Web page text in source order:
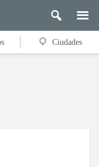
Ciudades